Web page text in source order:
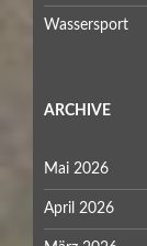
Wassersport
ARCHIVE
Mai 2026
April 2026